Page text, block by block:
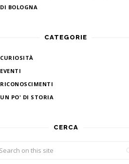
DI BOLOGNA
CATEGORIE
CURIOSITÀ
EVENTI
RICONOSCIMENTI
UN PO' DI STORIA
CERCA